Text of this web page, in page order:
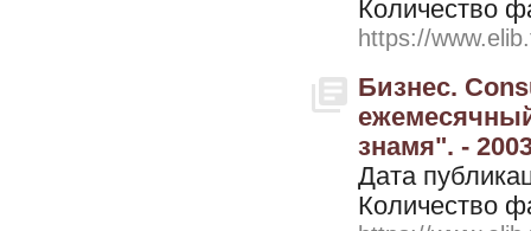
Количество
https://
Бизнес.
знамя". -
Дата
Количество